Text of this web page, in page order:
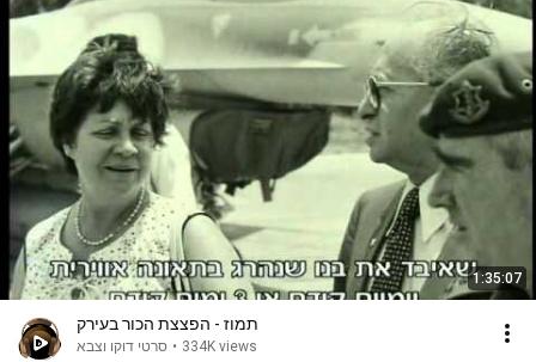
1:35:07
תמוז - הפצצת הכור בעירק
סרטי דוקו וצבא • 334K views